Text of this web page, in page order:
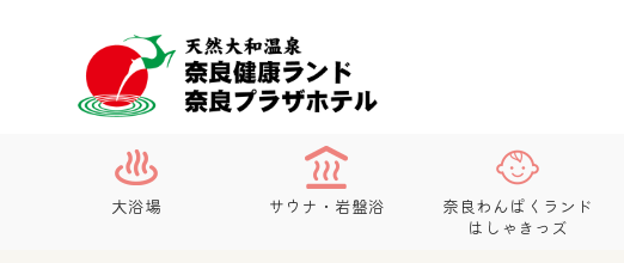
大浴場 サウナ・岩盤浴
奈良わんぱくランド
はしゃきっズ